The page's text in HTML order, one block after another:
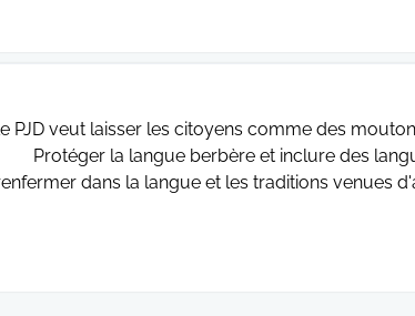
PJD veut laisser les citoyens comme des
Protéger la langue berbère et inclure des
dans la langue et les traditions venues